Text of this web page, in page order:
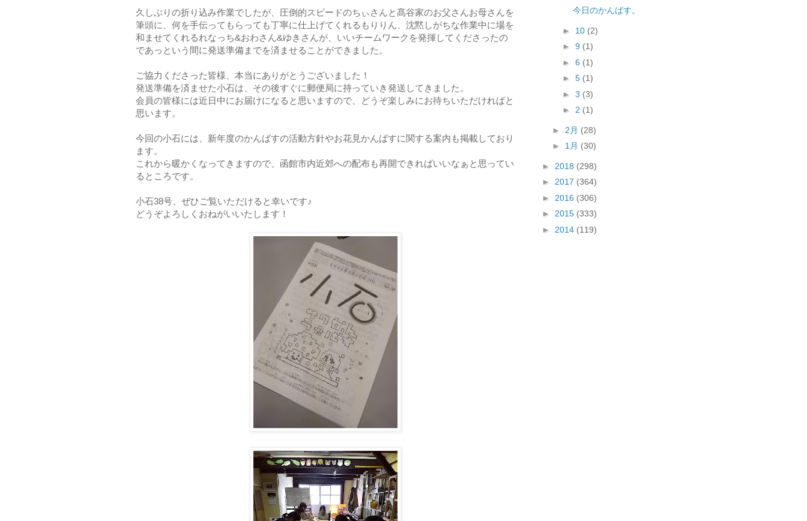
久しぶりの折り込み作業でしたが、圧倒的スピードのちぃさんと髙谷家のお父さんお母さんを
筆頭に、何を手伝ってもらっても丁寧に仕上げてくれるもりりん、沈黙しがちな作業中に場を
和ませてくれるれなっち&おわさん&ゆきさんが、いいチームワークを発揮してくださったの
であっという間に発送準備までを済ませることができました。
ご協力くださった皆様、本当にありがとうございました！
発送準備を済ませた小石は、その後すぐに郵便局に持っていき発送してきました。
会員の皆様には近日中にお届けになると思いますので、どうぞ楽しみにお待ちいただければと
思います。
今回の小石には、新年度のかんばすの活動方針やお花見かんばすに関する案内も掲載しており
ます。
これから暖かくなってきますので、函館市内近郊への配布も再開できればいいなぁと思ってい
るところです。
小石38号、ぜひご覧いただけると幸いです♪
どうぞよろしくおねがいいたします！
今日のかんばす。
► 10 (2)
► 9 (1)
► 6 (1)
► 5 (1)
► 3 (3)
► 2 (1)
► 2月 (28)
► 1月 (30)
► 2018 (298)
► 2017 (364)
► 2016 (306)
► 2015 (333)
► 2014 (119)